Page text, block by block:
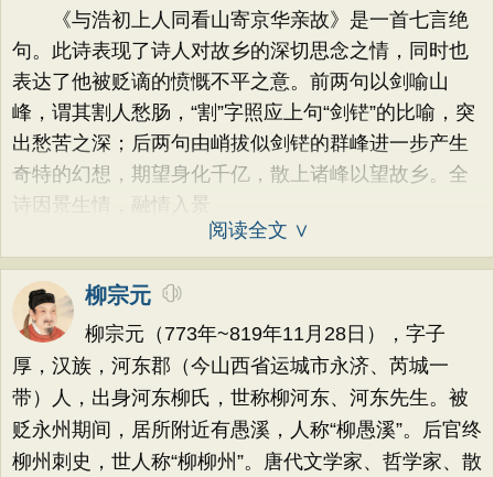
《与浩初上人同看山寄京华亲故》是一首七言绝
句。此诗表现了诗人对故乡的深切思念之情，同时也
表达了他被贬谪的愤慨不平之意。前两句以剑喻山
峰，谓其割人愁肠，“割”字照应上句“剑铓”的比喻，突
出愁苦之深；后两句由峭拔似剑铓的群峰进一步产生
奇特的幻想，期望身化千亿，散上诸峰以望故乡。全
诗因景生情，融情入景
阅读全文 ∨
柳宗元
柳宗元（773年~819年11月28日），字子
厚，汉族，河东郡（今山西省运城市永济、芮城一
带）人，出身河东柳氏，世称柳河东、河东先生。被
贬永州期间，居所附近有愚溪，人称“柳愚溪”。后官终
柳州刺史，世人称“柳柳州”。唐代文学家、哲学家、散